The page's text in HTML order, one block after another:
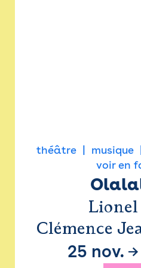
théâtre musique
voir en
Clémence
25 nov. →